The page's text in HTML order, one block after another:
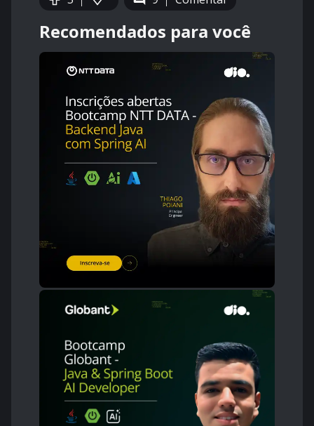
Recomendados para você